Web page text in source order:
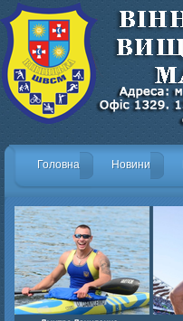
Головна Новини